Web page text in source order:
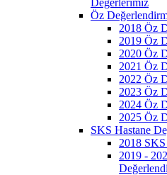
Öz
2018 Öz
2019 Öz
2020 Öz
2021 Öz
2022 Öz
2023 Öz
2024 Öz
2025 Öz
SKS Hastane
2018
2019 -